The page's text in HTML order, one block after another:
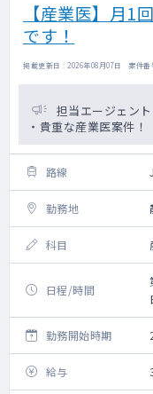
【産業医】月1
です！
掲載更新日 : 2026年08月07日 案件番
担当エージェント
・貴重な産業医案件！
路線
勤務地
科目
日程/時間
勤務開始時期
給与